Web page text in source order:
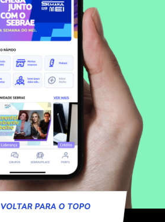
VOLTAR PARA O TOPO